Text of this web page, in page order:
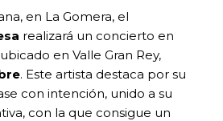
en La Gomera, el
realizará un concierto en
en Valle Gran Rey,
. Este artista destaca por su
con intención, unido a su
con la que consigue un